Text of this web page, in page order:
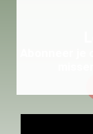
Abonneer je